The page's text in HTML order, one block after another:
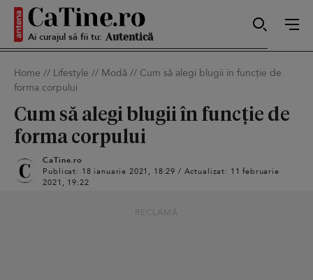
Ai curajul să fii tu:
Sexy
Sensibilă
Home // Lifestyle // Modă // Cum să alegi blugii în funcție de
forma corpului
Cum să alegi blugii în funcție de
forma corpului
CaTine.ro
Publicat: 18 ianuarie 2021, 18:29 / Actualizat: 11 februarie
2021, 19:22
RECLAMĂ